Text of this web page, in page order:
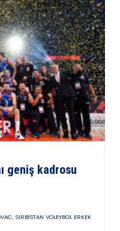
geniş kadrosu
, SIRBISTAN VOLEYBOL ERKEK